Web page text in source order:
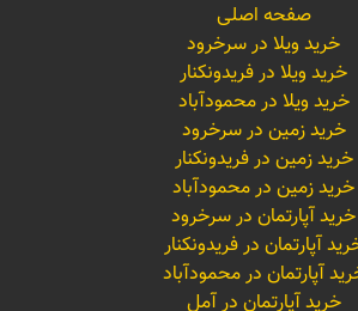
صفحه اصلی
خرید ویلا در سرخرود
خرید ویلا در فریدونکنار
خرید ویلا در محمودآباد
خرید زمین در سرخرود
خرید زمین در فریدونکنار
خرید زمین در محمودآباد
خرید آپارتمان در سرخرود
آپارتمان در فریدونکنار
آپارتمان در محمودآباد
خرید آپارتمان در آمل